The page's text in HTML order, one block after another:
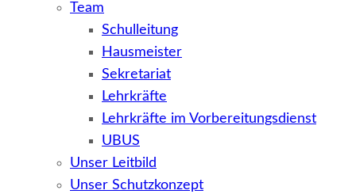
Team
Schulleitung
Hausmeister
Sekretariat
Lehrkräfte
Lehrkräfte im Vorbereitungsdienst
UBUS
Unser Leitbild
Unser Schutzkonzept